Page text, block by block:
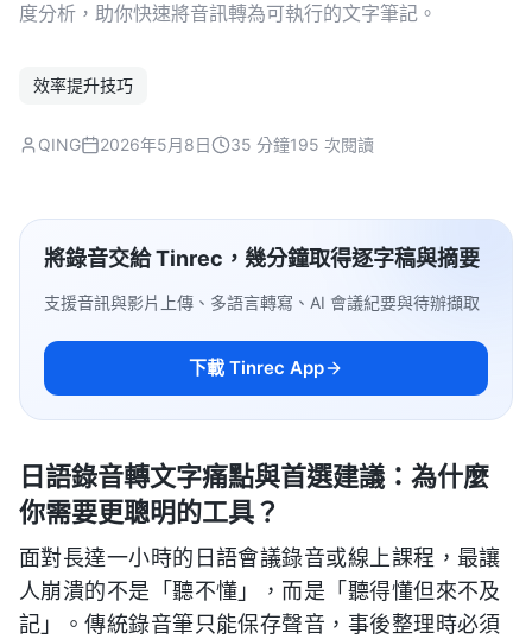
度分析，助你快速將音訊轉為可執行的文字筆記。
效率提升技巧
QING 2026年5月8日 35 分鐘195 次閱讀
將錄音交給 Tinrec，幾分鐘取得逐字稿與摘要
支援音訊與影片上傳、多語言轉寫、AI 會議紀要與待辦擷取
下載 Tinrec App
日語錄音轉文字痛點與首選建議：為什麼
你需要更聰明的工具？
面對長達一小時的日語會議錄音或線上課程，最讓
人崩潰的不是「聽不懂」，而是「聽得懂但來不及
記」。傳統錄音筆只能保存聲音，事後整理時必須